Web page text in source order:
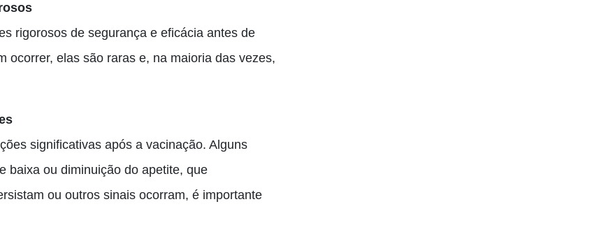
rigorosos de segurança e eficácia antes de
ocorrer, elas são raras e, na maioria das vezes,
significativas após a vacinação. Alguns
baixa ou diminuição do apetite, que
ou outros sinais ocorram, é importante